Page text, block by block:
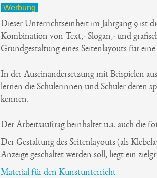
Werbung
Dieser Unterrichtseinheit im Jahrgang 9 ist
Kombination von Text,- Slogan,- und
Grundgestaltung eines Seitenlayouts für
In der Auseinandersetzung mit Beispielen
lernen die Schülerinnen und Schüler deren
kennen.
Der Arbeitsauftrag beinhaltet u.a. auch die
Der Gestaltung des Seitenlayouts (als
Anzeige geschaltet werden soll, liegt ein
Material für den Kunstunterricht